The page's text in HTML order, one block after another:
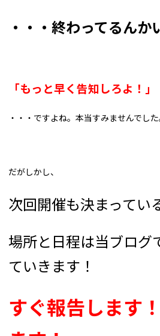
・・・終わってるんか
「もっと早く告知しろよ！」
・・・ですよね。本当すみませんでした
だがしかし、
次回開催も決まってい
場所と日程は当ブログ
ていきます！
すぐ報告します